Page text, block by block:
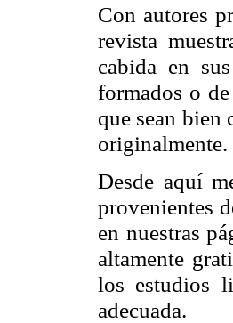
Con autores
revista
cabida en
formados o
que sean bien
originalmente.
Desde aquí
provenientes
en nuestras
altamente
los estudios
adecuada.